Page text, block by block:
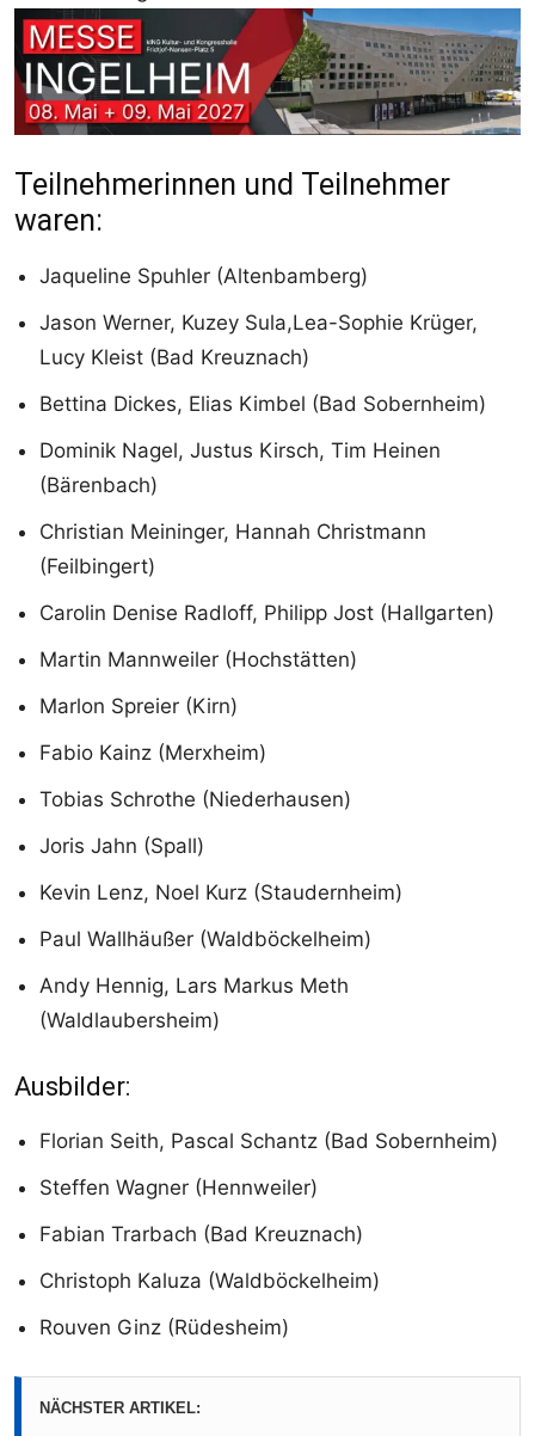
Teilnehmerinnen und Teilnehmer
waren:
Jaqueline Spuhler (Altenbamberg)
Jason Werner, Kuzey Sula,Lea-Sophie Krüger,
Lucy Kleist (Bad Kreuznach)
Bettina Dickes, Elias Kimbel (Bad Sobernheim)
Dominik Nagel, Justus Kirsch, Tim Heinen
(Bärenbach)
Christian Meininger, Hannah Christmann
(Feilbingert)
Carolin Denise Radloff, Philipp Jost (Hallgarten)
Martin Mannweiler (Hochstätten)
Marlon Spreier (Kirn)
Fabio Kainz (Merxheim)
Tobias Schrothe (Niederhausen)
Joris Jahn (Spall)
Kevin Lenz, Noel Kurz (Staudernheim)
Paul Wallhäußer (Waldböckelheim)
Andy Hennig, Lars Markus Meth
(Waldlaubersheim)
Ausbilder:
Florian Seith, Pascal Schantz (Bad Sobernheim)
Steffen Wagner (Hennweiler)
Fabian Trarbach (Bad Kreuznach)
Christoph Kaluza (Waldböckelheim)
Rouven Ginz (Rüdesheim)
NÄCHSTER ARTIKEL: